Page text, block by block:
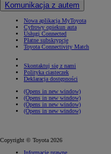
Komunikacja z autem
Nowa aplikacja MyToyota
Cyfrowy opiekun auta
Usługi Connected
Płatne subskrypcje
Toyota Connectivity Match
Skontaktuj się z nami
Polityka ciasteczek
Deklaracja dostępności
(Opens in new window)
(Opens in new window)
(Opens in new window)
(Opens in new window)
Copyright © Toyota 2026
Informacje prawne